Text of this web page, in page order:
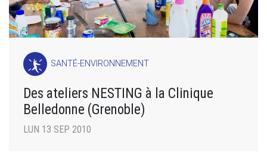
SANTÉ-ENVIRONNEMENT
Des ateliers NESTING à la Clinique
Belledonne (Grenoble)
LUN 13 SEP 2010